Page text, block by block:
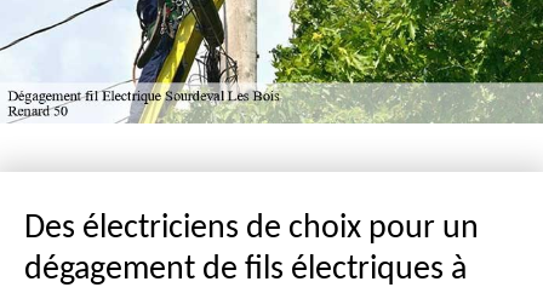
Des électriciens de choix pour un
dégagement de fils électriques à